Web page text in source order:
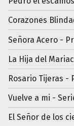
Corazones
Señora Acero -
La Hija del
Rosario Tijeras -
Vuelve a mi -
El Señor de los